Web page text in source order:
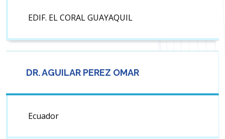
EDIF. EL CORAL GUAYAQUIL
DR. AGUILAR PEREZ OMAR
Ecuador